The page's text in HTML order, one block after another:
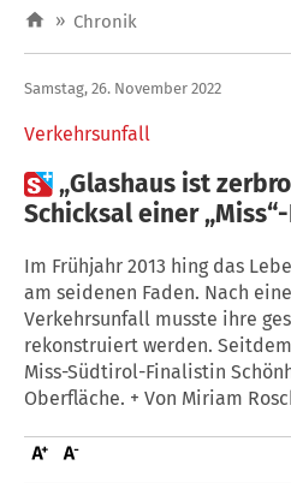
» Chronik
Verkehrsunfall
Samstag, 26. November 2022
„Glashaus ist
Schicksal einer
Im Frühjahr 2013 hing das
am seidenen Faden. Nach
Verkehrsunfall musste ihre
rekonstruiert werden.
Miss-Südtirol-Finalistin
Oberfläche. + Von Miriam